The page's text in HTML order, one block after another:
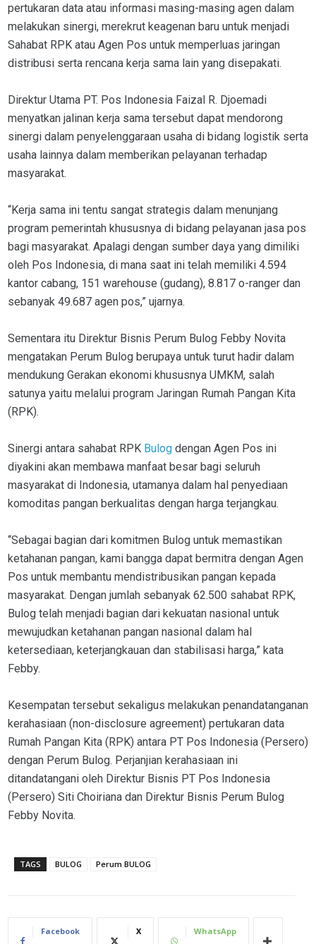
pertukaran data atau informasi masing-masing agen dalam
melakukan sinergi, merekrut keagenan baru untuk menjadi
Sahabat RPK atau Agen Pos untuk memperluas jaringan
distribusi serta rencana kerja sama lain yang disepakati.
Direktur Utama PT. Pos Indonesia Faizal R. Djoemadi
menyatkan jalinan kerja sama tersebut dapat mendorong
sinergi dalam penyelenggaraan usaha di bidang logistik serta
usaha lainnya dalam memberikan pelayanan terhadap
masyarakat.
“Kerja sama ini tentu sangat strategis dalam menunjang
program pemerintah khususnya di bidang pelayanan jasa pos
bagi masyarakat. Apalagi dengan sumber daya yang dimiliki
oleh Pos Indonesia, di mana saat ini telah memiliki 4.594
kantor cabang, 151 warehouse (gudang), 8.817 o-ranger dan
sebanyak 49.687 agen pos,” ujarnya.
Sementara itu Direktur Bisnis Perum Bulog Febby Novita
mengatakan Perum Bulog berupaya untuk turut hadir dalam
mendukung Gerakan ekonomi khususnya UMKM, salah
satunya yaitu melalui program Jaringan Rumah Pangan Kita
(RPK).
Sinergi antara sahabat RPK Bulog dengan Agen Pos ini
diyakini akan membawa manfaat besar bagi seluruh
masyarakat di Indonesia, utamanya dalam hal penyediaan
komoditas pangan berkualitas dengan harga terjangkau.
“Sebagai bagian dari komitmen Bulog untuk memastikan
ketahanan pangan, kami bangga dapat bermitra dengan Agen
Pos untuk membantu mendistribusikan pangan kepada
masyarakat. Dengan jumlah sebanyak 62.500 sahabat RPK,
Bulog telah menjadi bagian dari kekuatan nasional untuk
mewujudkan ketahanan pangan nasional dalam hal
ketersediaan, keterjangkauan dan stabilisasi harga,” kata
Febby.
Kesempatan tersebut sekaligus melakukan penandatanganan
kerahasiaan (non-disclosure agreement) pertukaran data
Rumah Pangan Kita (RPK) antara PT Pos Indonesia (Persero)
dengan Perum Bulog. Perjanjian kerahasiaan ini
ditandatangani oleh Direktur Bisnis PT Pos Indonesia
(Persero) Siti Choiriana dan Direktur Bisnis Perum Bulog
Febby Novita.
TAGS BULOG Perum BULOG
Facebook X WhatsApp